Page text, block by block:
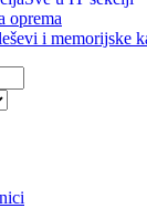
oprema
i memorijske